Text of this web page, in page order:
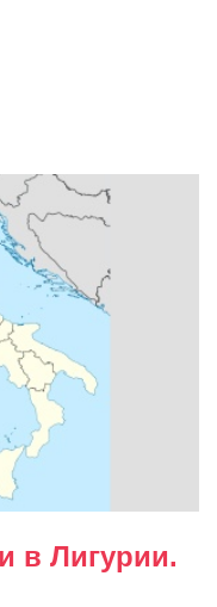
в Лигурии.